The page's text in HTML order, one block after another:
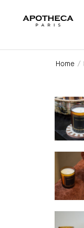
Home /